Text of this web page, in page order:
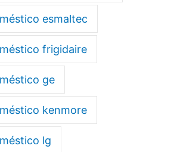
esmaltec
frigidaire
ge
kenmore
lg